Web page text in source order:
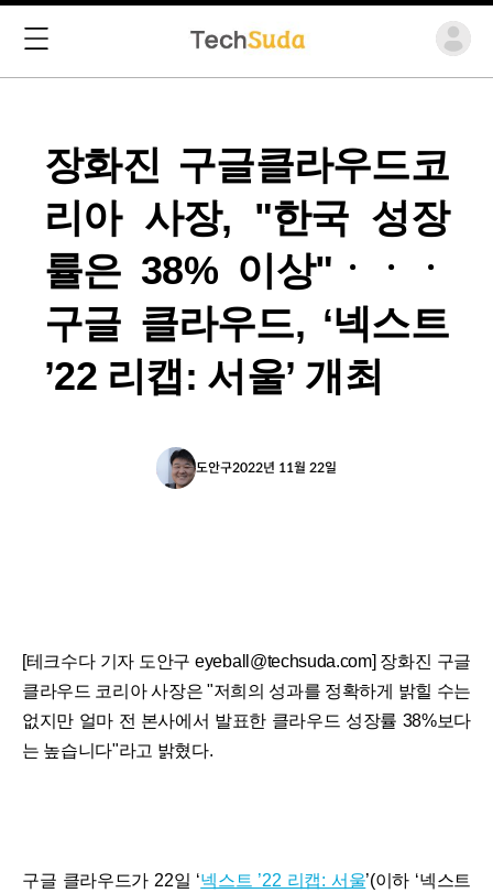
장화진 구글클라우드코
리아 사장, "한국 성장
률은 38% 이상"ㆍㆍㆍ
구글 클라우드, ‘넥스트
’22 리캡: 서울’ 개최
도안구2022년 11월 22일
[테크수다 기자 도안구 eyeball@techsuda.com] 장화진 구글
클라우드 코리아 사장은 "저희의 성과를 정확하게 밝힐 수는
없지만 얼마 전 본사에서 발표한 클라우드 성장률 38%보다
는 높습니다"라고 밝혔다.
구글 클라우드가 22일 ‘넥스트 ’22 리캡: 서울’(이하 ‘넥스트